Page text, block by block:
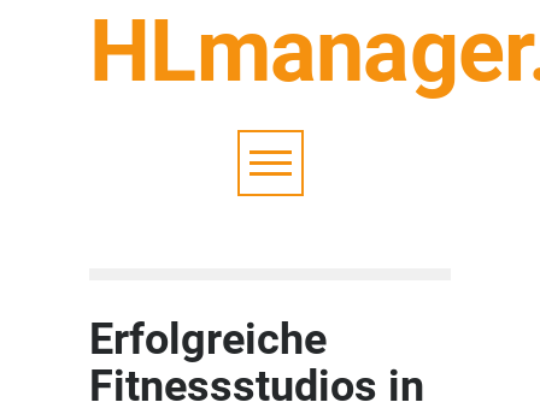
Erfolgreiche
Fitnessstudios in